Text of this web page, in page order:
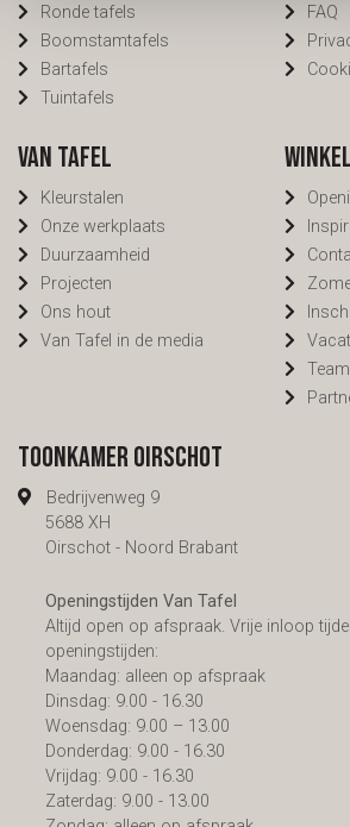
Ronde tafels
Boomstamtafels
Bartafels
Tuintafels
FAQ
Van Tafel
Kleurstalen
Onze werkplaats
Duurzaamheid
Projecten
Ons hout
Van Tafel in de media
Toonkamer Oirschot
Bedrijvenweg 9
5688 XH
Oirschot - Noord Brabant
Openingstijden Van Tafel
Altijd open op afspraak. Vrije inloop
openingstijden:
Maandag: alleen op afspraak
Dinsdag: 9.00 - 16.30
Woensdag: 9.00 – 13.00
Donderdag: 9.00 - 16.30
Vrijdag: 9.00 - 16.30
Zaterdag: 9.00 - 13.00